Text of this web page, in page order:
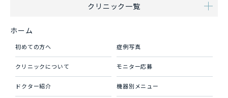
クリニック一覧
ホーム
初めての方へ 症例写真
クリニックについて モニター応募
ドクター紹介 機器別メニュー